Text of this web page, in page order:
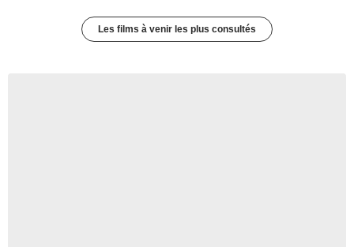
Les films à venir les plus consultés